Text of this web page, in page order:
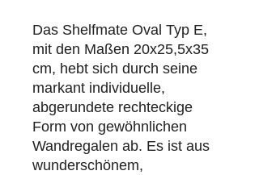
Das Shelfmate Oval Typ E,
mit den Maßen 20x25,5x35
cm, hebt sich durch seine
markant individuelle,
abgerundete rechteckige
Form von gewöhnlichen
Wandregalen ab. Es ist aus
wunderschönem,